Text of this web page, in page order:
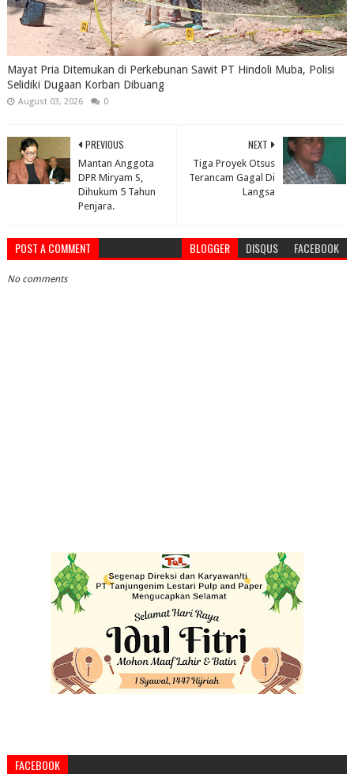
Mayat Pria Ditemukan di Perkebunan Sawit PT Hindoli Muba, Polisi
Selidiki Dugaan Korban Dibuang
August 03, 2026 0
NEXT
Tiga Proyek Otsus
Terancam Gagal Di
Langsa
PREVIOUS
Mantan Anggota
DPR Miryam S,
Dihukum 5 Tahun
Penjara.
POST A COMMENT BLOGGER DISQUS FACEBOOK
No comments
FACEBOOK